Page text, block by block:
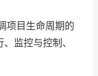
项目生命周期的
监控与控制、